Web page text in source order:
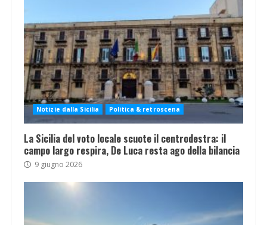
Notizie dalla Sicilia Politica & retroscena
La Sicilia del voto locale scuote il centrodestra: il
campo largo respira, De Luca resta ago della bilancia
9 giugno 2026